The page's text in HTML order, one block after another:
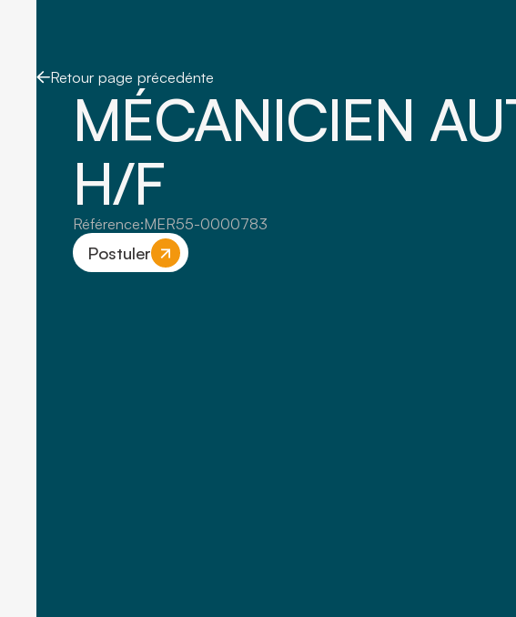
Retour page précedénte
MÉCANICIEN
H/F
Référence:MER55-0000783
Postuler